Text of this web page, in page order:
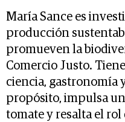
María Sance es
producción
promueven la
Comercio Justo.
ciencia, gastronomía
propósito, impulsa
tomate y resalta el rol